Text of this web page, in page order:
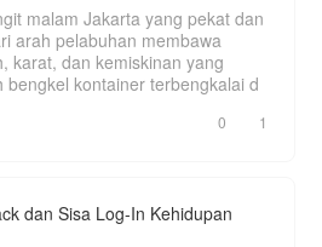
malam Jakarta yang pekat dan
arah pelabuhan membawa
karat, dan kemiskinan yang
bengkel kontainer terbengkalai d
0 1
dan Sisa Log-In Kehidupan